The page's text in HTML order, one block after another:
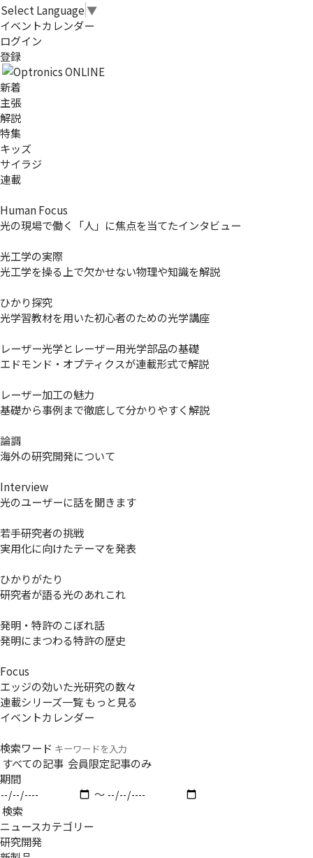
Select Language ▼
イベントカレンダー
ログイン
登録
新着
主張
解説
特集
キッズ
サイラジ
連載
Human Focus
光の現場で働く「人」に焦点を当てたインタビュー
光工学の実際
光工学を操る上で欠かせない物理や知識を解説
ひかり探究
光学習教材を用いた初心者のための光学講座
レーザー光学とレーザー用光学部品の基礎
エドモンド・オプティクスが連載形式で解説
レーザー加工の魅力
基礎から事例まで徹底して分かりやすく解説
論調
海外の研究開発について
Interview
光のユーザーに話を聞きます
若手研究者の挑戦
実用化に向けたテーマを発表
ひかりがたり
研究者が語る光のあれこれ
発明・特許のこぼれ話
発明にまつわる特許の歴史
Focus
エッジの効いた光研究の数々
連載シリーズ一覧もっと見る
イベントカレンダー
検索ワード
すべての記事 会員限定記事のみ
期間
〜
検索
ニュースカテゴリー
研究開発